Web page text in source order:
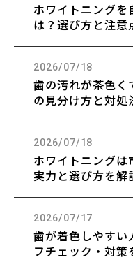
ホワイトニングを
は？選び方と注意
2026/07/18
歯の汚れが茶色く
の見分け方と対処
2026/07/18
ホワイトニングは
実力と選び方を解
2026/07/17
歯が着色しやすい
フチェック・対策